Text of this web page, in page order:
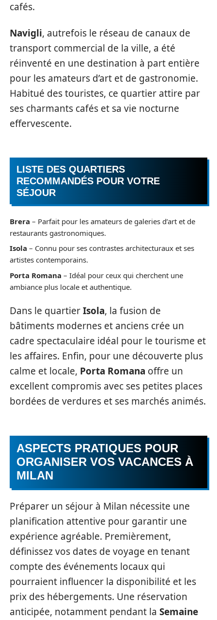
cafés.
Navigli, autrefois le réseau de canaux de
transport commercial de la ville, a été
réinventé en une destination à part entière
pour les amateurs d’art et de gastronomie.
Habitué des touristes, ce quartier attire par
ses charmants cafés et sa vie nocturne
effervescente.
LISTE DES QUARTIERS
RECOMMANDÉS POUR VOTRE
SÉJOUR
Brera – Parfait pour les amateurs de galeries d’art et de
restaurants gastronomiques.
Isola – Connu pour ses contrastes architecturaux et ses
artistes contemporains.
Porta Romana – Idéal pour ceux qui cherchent une
ambiance plus locale et authentique.
Dans le quartierIsola, la fusion de
bâtiments modernes et anciens crée un
cadre spectaculaire idéal pour le tourisme et
les affaires. Enfin, pour une découverte plus
calme et locale, Porta Romana offre un
excellent compromis avec ses petites places
bordées de verdures et ses marchés animés.
ASPECTS PRATIQUES POUR
ORGANISER VOS VACANCES À
MILAN
Préparer un séjour à Milan nécessite une
planification attentive pour garantir une
expérience agréable. Premièrement,
définissez vos dates de voyage en tenant
compte des événements locaux qui
pourraient influencer la disponibilité et les
prix des hébergements. Une réservation
anticipée, notamment pendant la Semaine